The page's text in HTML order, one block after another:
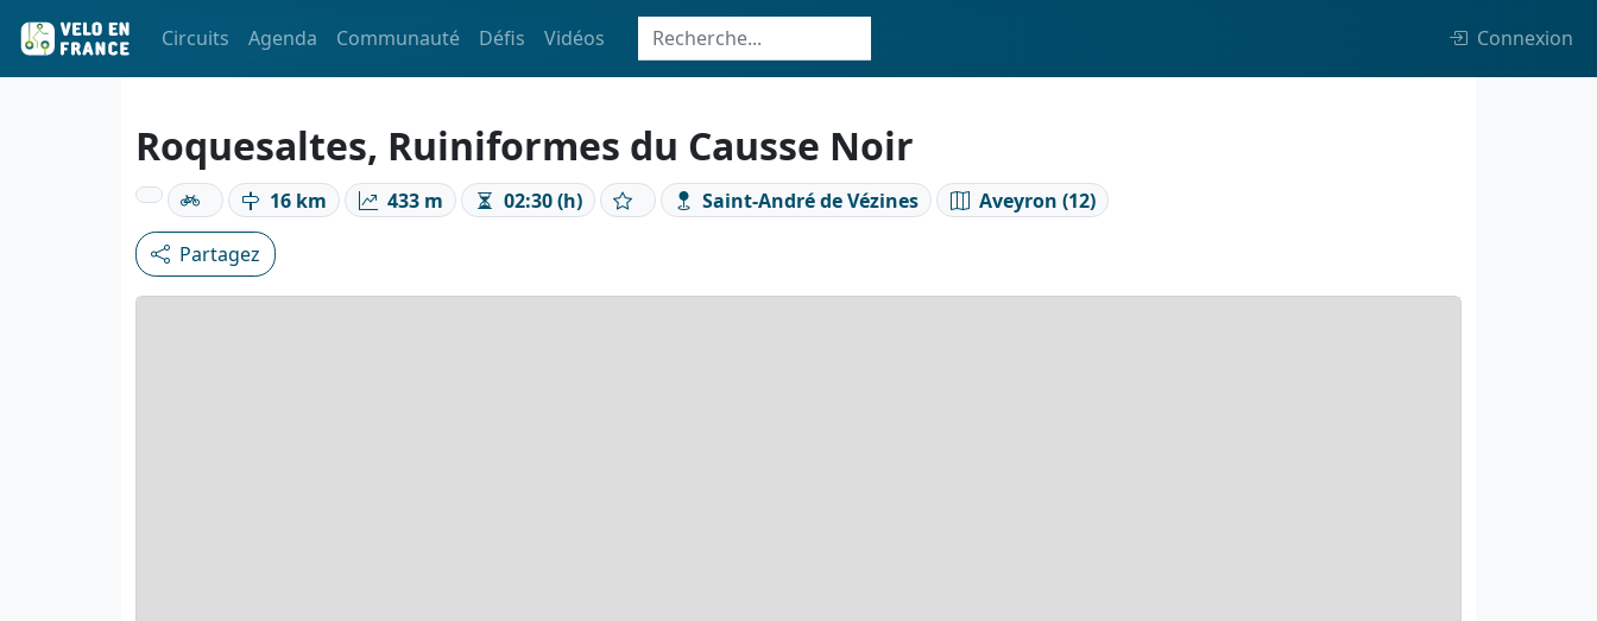
Circuits Agenda Communauté Défis Vidéos Connexion
Roquesaltes, Ruiniformes du Causse Noir
16 km 433 m 02:30 (h) Saint-André de Vézines Aveyron (12)
Partagez